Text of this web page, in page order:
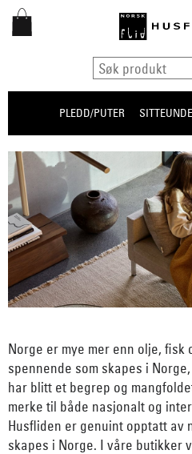
PLEDD/PUTER
Norge er mye mer enn olje, fisk
spennende som skapes i
har blitt et begrep og
merke til både nasjonalt og
Husfliden er genuint opptatt av
skapes i Norge. I våre butikker